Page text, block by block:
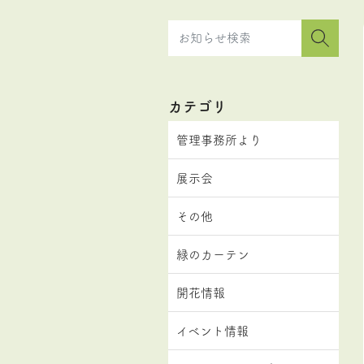
カテゴリ
管理事務所より
展示会
その他
緑のカーテン
開花情報
イベント情報